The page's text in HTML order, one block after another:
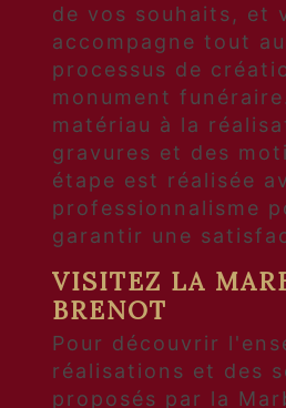
de vos souhaits, et
accompagne tout
processus de
monument
matériau à la
gravures et des
étape est réalisée
professionnalisme
garantir une
VISITEZ LA
BRENOT
Pour découvrir
réalisations et des
proposés par la